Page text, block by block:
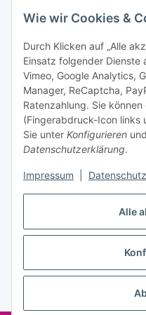
Alle
Wie wir Cookies &
Durch Klicken auf „Alle
Einsatz folgender Dienste
Vimeo, Google Analytics,
Manager, ReCaptcha,
Ratenzahlung. Sie
(Fingerabdruck-Icon links
Sie unter Konfigurieren
Datenschutzerklärung.
Impressum Datenschutz
Datenschutzerklärung
Informationen
Gesetzliche Informationen
* Alle Preise inkl. gesetzlicher